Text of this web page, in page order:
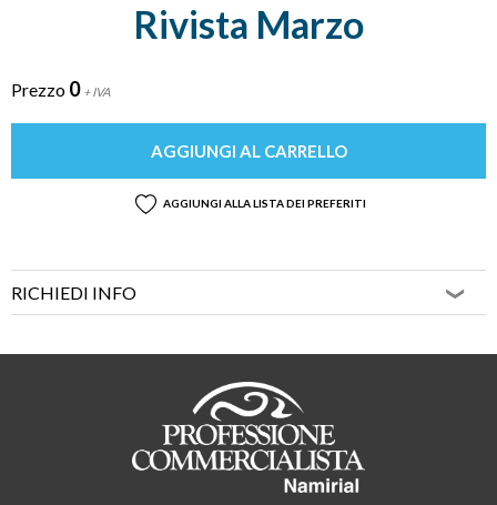
Rivista Marzo
Prezzo 0 + IVA
AGGIUNGI AL CARRELLO
AGGIUNGI ALLA LISTA DEI PREFERITI
RICHIEDI INFO